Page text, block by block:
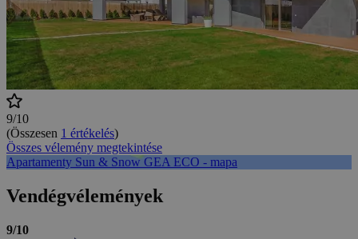
9/10
(Összesen 1 értékelés)
Összes vélemény megtekintése
Apartamenty Sun & Snow GEA ECO - mapa
Vendégvélemények
9/10